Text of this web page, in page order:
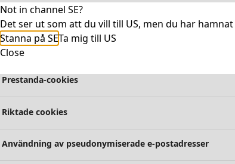
Not in channel SE?
Det ser ut som att du vill till US, men du har hamnat
Stanna på SETa mig till US
Close
Absolut nödvändiga cookies
Funktionella cookies
Prestanda-cookies
Riktade cookies
Användning av pseudonymiserade e-postadresser